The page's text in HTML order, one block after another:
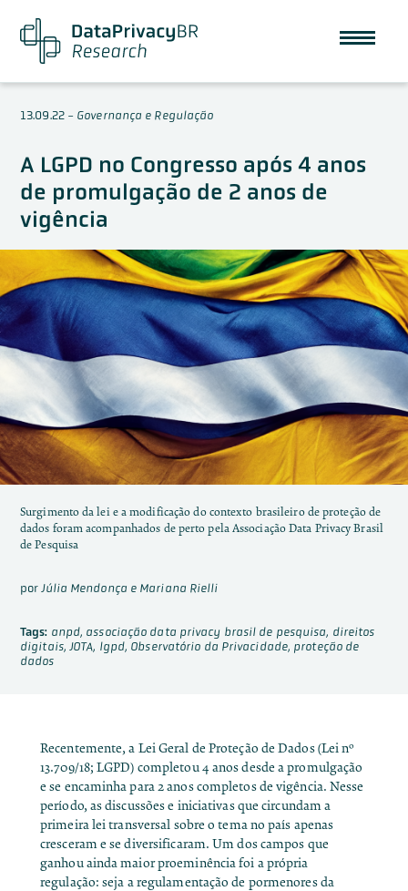
13.09.22- Governança e Regulação
A LGPD no Congresso após 4 anos
de promulgação de 2 anos de
vigência
Surgimento da lei e a modificação do contexto brasileiro de proteção de
dados foram acompanhados de perto pela Associação Data Privacy Brasil
de Pesquisa
porJúlia Mendonça e Mariana Rielli
Tags: anpd, associação data privacy brasil de pesquisa, direitos
digitais, JOTA, lgpd, Observatório da Privacidade, proteção de
dados
Recentemente, a Lei Geral de Proteção de Dados (Lei nº
13.709/18; LGPD) completou 4 anos desde a promulgação
e se encaminha para 2 anos completos de vigência. Nesse
período, as discussões e iniciativas que circundam a
primeira lei transversal sobre o tema no país apenas
cresceram e se diversificaram. Um dos campos que
ganhou ainda maior proeminência foi a própria
regulação: seja a regulamentação de pormenores da